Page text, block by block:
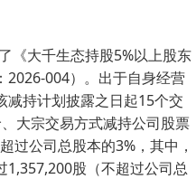
《大千生态持股5%以上股东
2026-004）。出于自身经营
减持计划披露之日起15个交
大宗交易方式减持公司股票
过公司总股本的3%，其中，
股（不超过公司总